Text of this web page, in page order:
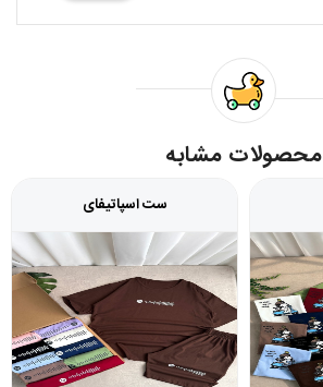
محصولات مشابه
ست اسپاتیفای